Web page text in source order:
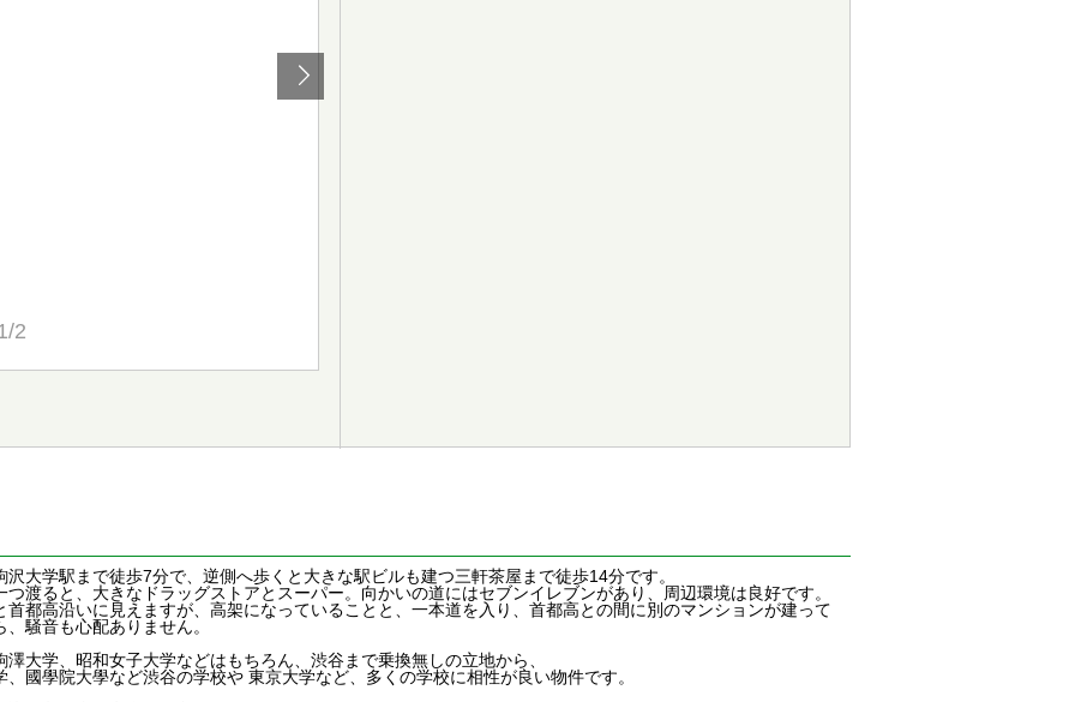
2
沢大学駅まで徒歩7分で、逆側へ歩くと大きな駅ビルも建つ三軒茶屋まで徒歩14分です。
つ渡ると、大きなドラッグストアとスーパー。向かいの道にはセブンイレブンがあり、周辺環境は良好です。
首都高沿いに見えますが、高架になっていることと、一本道を入り、首都高との間に別のマンションが建って
騒音も心配ありません。
澤大学、昭和女子大学などはもちろん、渋谷まで乗換無しの立地から、
、國學院大學など渋谷の学校や 東京大学など、多くの学校に相性が良い物件です。